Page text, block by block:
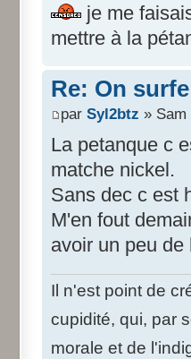
je me
mettre à la
Re: On
par Syl2btz » Sam
La petanque c
matche nickel.
Sans dec c est
M'en fout
avoir un peu de
Il n'est point de
cupidité, qui, par
morale et de